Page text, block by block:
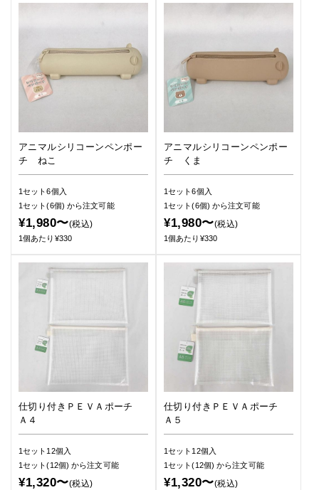
アニマルシリコーンペンポー
チ ねこ
1セット6個入
1セット(6個) から注文可能
¥1,980〜(税込)
1個あたり¥330
アニマルシリコーンペンポー
チ くま
1セット6個入
1セット(6個) から注文可能
¥1,980〜(税込)
1個あたり¥330
仕切り付きＰＥＶＡポーチ
Ａ４
1セット12個入
1セット(12個)から注文可能
¥1,320〜(税込)
仕切り付きＰＥＶＡポーチ
Ａ５
1セット12個入
1セット(12個)から注文可能
¥1,320〜(税込)